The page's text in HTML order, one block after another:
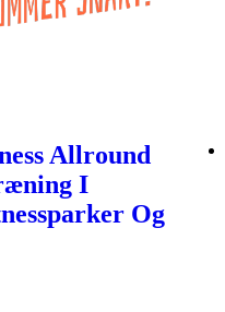
Allround
I
Og